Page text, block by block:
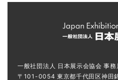
一般社団法人 日本展示会協会 事務
〒101-0054 東京都千代田区神田